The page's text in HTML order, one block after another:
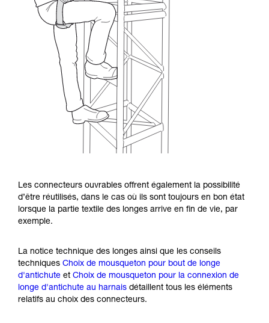
Les connecteurs ouvrables offrent également la possibilité
d’être réutilisés, dans le cas où ils sont toujours en bon état
lorsque la partie textile des longes arrive en fin de vie, par
exemple.
La notice technique des longes ainsi que les conseils
techniques Choix de mousqueton pour bout de longe
d'antichute et Choix de mousqueton pour la connexion de
longe d'antichute au harnais détaillent tous les éléments
relatifs au choix des connecteurs.